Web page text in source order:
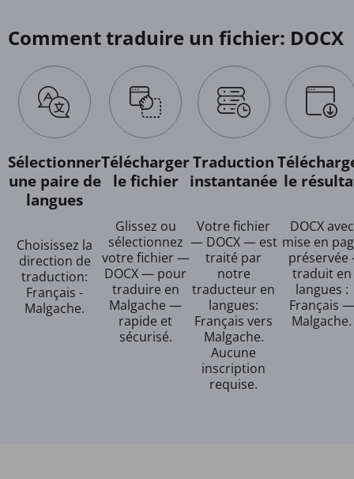
Comment traduire un fichier: DOCX
Sélectionner
une paire de
langues
Choisissez la
direction de
traduction:
Français -
Malgache.
Télécharger
le fichier
Glissez ou
sélectionnez
votre fichier —
DOCX — pour
traduire en
Malgache —
rapide et
sécurisé.
Traduction
instantanée
Votre fichier
— DOCX — est
traité par
notre
traducteur en
langues:
Français vers
Malgache.
Aucune
inscription
requise.
le
DOCX avec
mise en
préservée
traduit en
langues :
Français —
Malgache.